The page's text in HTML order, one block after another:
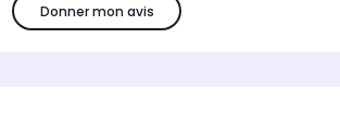
Donner mon avis